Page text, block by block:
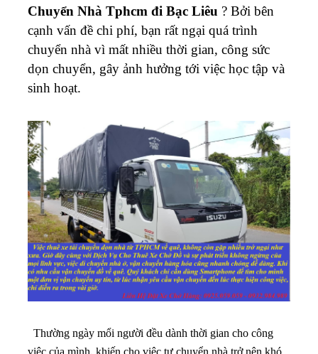
Chuyển Nhà Tphcm đi Bạc Liêu ? Bởi bên
cạnh vấn đề chi phí, bạn rất ngại quá trình
chuyển nhà vì mất nhiều thời gian, công sức
dọn chuyển, gây ảnh hưởng tới việc học tập và
sinh hoạt.
Thường ngày mổi người đều dành thời gian cho công
việc của mình, khiến cho việc tự chuyển nhà trở nên khó